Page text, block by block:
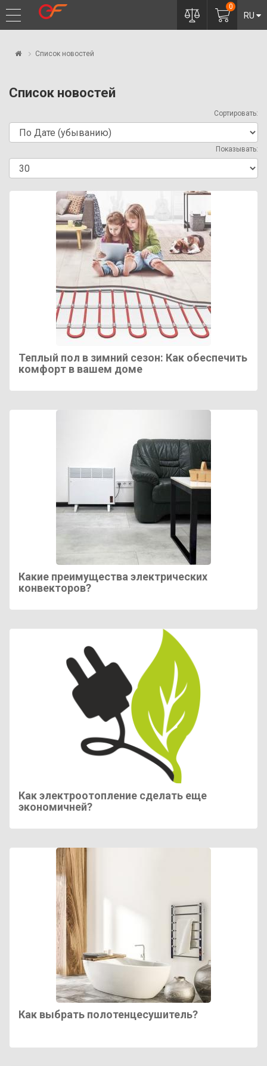
RU
0
Список новостей
Список новостей
Сортировать:
Показывать:
Теплый пол в зимний сезон: Как обеспечить
комфорт в вашем доме
Какие преимущества электрических
конвекторов?
Как электроотопление сделать еще
экономичней?
Как выбрать полотенцесушитель?